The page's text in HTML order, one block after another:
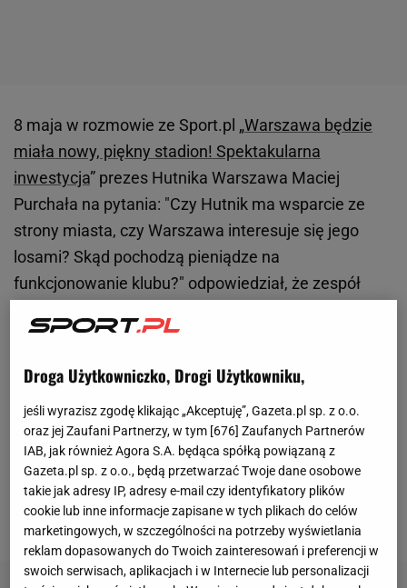
8 maja w rozmowie ze Sport.pl „Warszawa będzie
miała nowy, piękny stadion! Spektakularna
inwestycja” prezes Hutnika Warszawa Maciej
Purchała na pytania: "Czy Hutnik ma wsparcie ze
strony miasta, czy Warszawa interesuje się jego
losami? Skąd pochodzą pieniądze na
funkcjonowanie klubu?" odpowiedział, że zespół
burmistrza Bielan. - Współpraca z dzielnicą w
Bielan obraził się na klub po moim wywiadzie
dotyczącym piłki nożnej w Warszawie, co odbija się
na kilkutysięcznej społeczności. Generalnie na dziś
pomocy finansowej z dzielnicy, dotyczącej
bieżącego funkcjonowania klubu, nie mieliśmy i nie
mamy - oznajmił prezes Hutnika.
Droga Użytkowniczko, Drogi Użytkowniku,
jeśli wyrazisz zgodę klikając „Akceptuję”, Gazeta.pl sp. z o.o.
oraz jej Zaufani Partnerzy, w tym [676] Zaufanych Partnerów
IAB, jak również Agora S.A. będąca spółką powiązaną z
Gazeta.pl sp. z o.o., będą przetwarzać Twoje dane osobowe
takie jak adresy IP, adresy e-mail czy identyfikatory plików
cookie lub inne informacje zapisane w tych plikach do celów
marketingowych, w szczególności na potrzeby wyświetlania
reklam dopasowanych do Twoich zainteresowań i preferencji w
swoich serwisach, aplikacjach i w Internecie lub personalizacji